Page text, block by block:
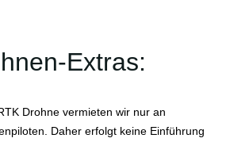
Extras:
Drohne vermieten wir nur an
Daher erfolgt keine Einführung